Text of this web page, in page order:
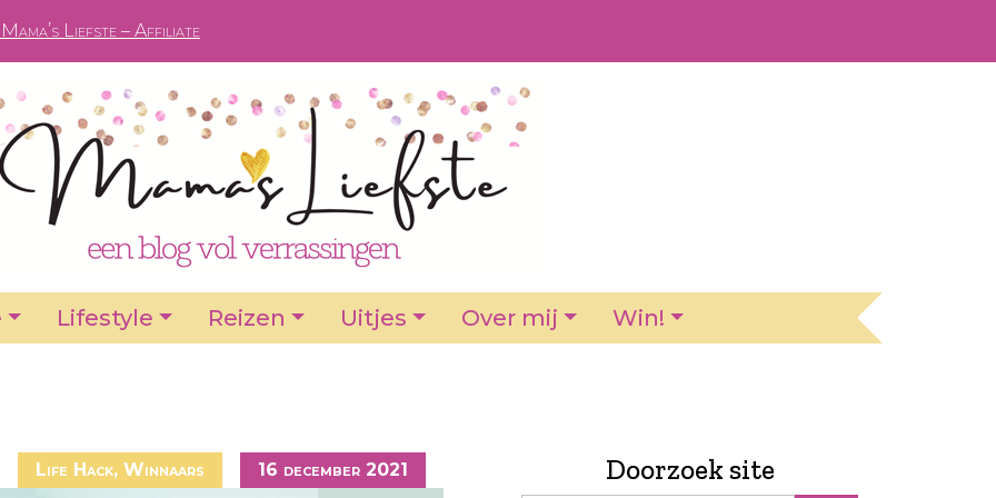
Liefste – Affiliate
Lifestyle Reizen Uitjes Over mij Win!
Life Hack, Winnaars 16 december 2021 Doorzoek site